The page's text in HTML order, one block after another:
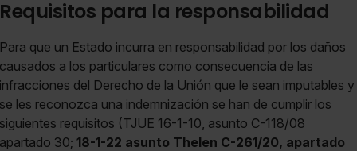
Requisitos para la responsabilidad
Para que un Estado incurra en responsabilidad por los daños
causados a los particulares como consecuencia de las
infracciones del Derecho de la Unión que le sean imputables y
se les reconozca una indemnización se han de cumplir los
siguientes requisitos (TJUE 16-1-10, asunto C-118/08
apartado 30; 18-1-22 asunto Thelen C-261/20, apartado